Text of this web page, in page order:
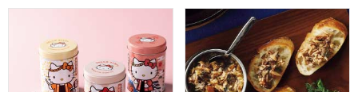
山本海苔店 はろうきてぃ海苔ちっぷす詰合せ【夏の贈りも
かねはち オイルサバディン4